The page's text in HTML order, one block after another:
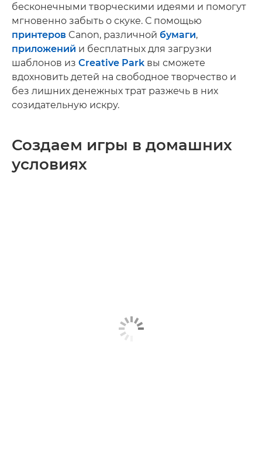
бесконечными творческими идеями и помогут
мгновенно забыть о скуке. С помощью
принтеров Canon, различной бумаги,
приложений и бесплатных для загрузки
шаблонов из Creative Park вы сможете
вдохновить детей на свободное творчество и
без лишних денежных трат разжечь в них
созидательную искру.
Создаем игры в домашних
условиях